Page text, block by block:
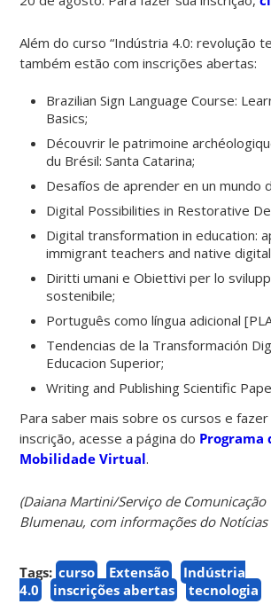
Além do curso “Indústria 4.0: revolução
também estão com inscrições abertas:
Brazilian Sign Language Course:
Basics;
Découvrir le patrimoine
du Brésil: Santa Catarina;
Desafíos de aprender en un mundo
Digital Possibilities in Restorative
Digital transformation in education:
immigrant teachers and native
Diritti umani e Obiettivi per lo
sostenibile;
Português como língua adicional
Tendencias de la Transformación
Educacion Superior;
Writing and Publishing Scientific
Para saber mais sobre os cursos e fazer
inscrição, acesse a página do Programa
Mobilidade Virtual.
(Daiana Martini/Serviço de Comunicação
Blumenau, com informações do Notícias
Tags: curso Extensão
Indústria
4.0
inscrições abertas tecnologia